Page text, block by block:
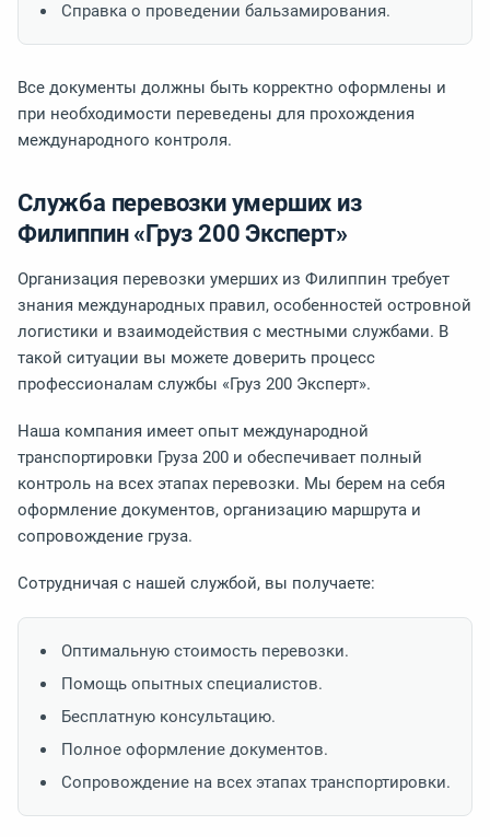
Справка о проведении бальзамирования.
Все документы должны быть корректно оформлены и
при необходимости переведены для прохождения
международного контроля.
Служба перевозки умерших из
Филиппин «Груз 200 Эксперт»
Организация перевозки умерших из Филиппин требует
знания международных правил, особенностей островной
логистики и взаимодействия с местными службами. В
такой ситуации вы можете доверить процесс
профессионалам службы «Груз 200 Эксперт».
Наша компания имеет опыт международной
транспортировки Груза 200 и обеспечивает полный
контроль на всех этапах перевозки. Мы берем на себя
оформление документов, организацию маршрута и
сопровождение груза.
Сотрудничая с нашей службой, вы получаете:
Оптимальную стоимость перевозки.
Помощь опытных специалистов.
Бесплатную консультацию.
Полное оформление документов.
Сопровождение на всех этапах транспортировки.